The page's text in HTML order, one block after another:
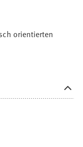
orientierten